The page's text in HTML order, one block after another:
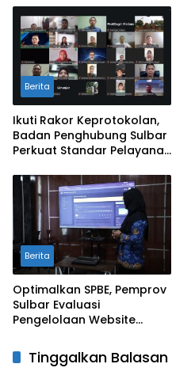
Harga Pangan
Berita
Ikuti Rakor Keprotokolan,
Badan Penghubung Sulbar
Perkuat Standar Pelayanan
Berita
Optimalkan SPBE, Pemprov
Sulbar Evaluasi
Pengelolaan Website
Tinggalkan Balasan